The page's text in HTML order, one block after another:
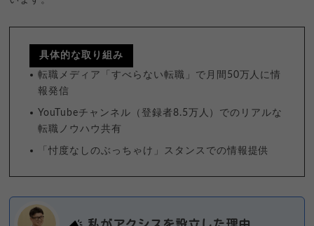
具体的な取り組み
転職メディア「すべらない転職」で月間50万人に情
報発信
YouTubeチャンネル（登録者8.5万人）でのリアルな
転職ノウハウ共有
「忖度なしのぶっちゃけ」スタンスでの情報提供